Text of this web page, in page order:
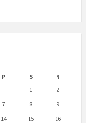
P S
N
1
2
7 8
9
14 15
16